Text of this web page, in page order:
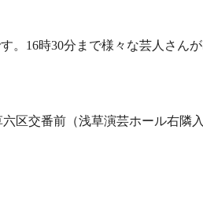
。16時30分まで様々な芸人さん
区交番前（浅草演芸ホール右隣